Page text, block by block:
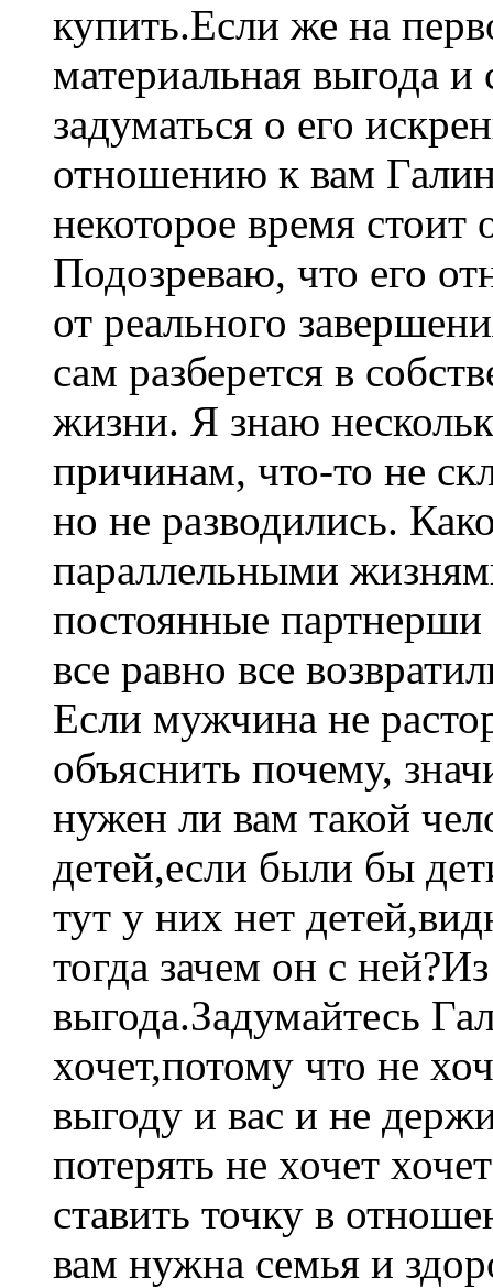
купить.Если же на
материальная выгода и
задуматься о его
отношению к вам
некоторое время стоит
Подозреваю, что его
от реального
сам разберется в
жизни. Я знаю
причинам, что-то не
но не разводились.
параллельными
постоянные
все равно все
Если мужчина не
объяснить почему,
нужен ли вам такой
детей,если были бы
тут у них нет
тогда зачем он с
выгода.Задумайтесь
хочет,потому что не
выгоду и вас и не
потерять не хочет
ставить точку в
вам нужна семья и